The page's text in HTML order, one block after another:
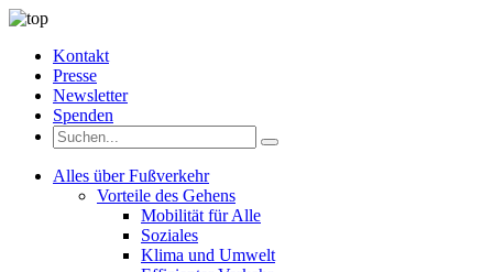
Kontakt
Presse
Newsletter
Spenden
Alles über Fußverkehr
Vorteile des Gehens
Mobilität für Alle
Soziales
Klima und Umwelt